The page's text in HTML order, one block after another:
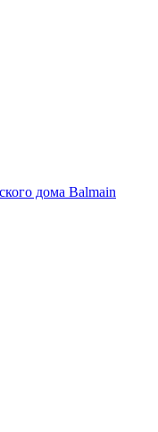
дома Balmain